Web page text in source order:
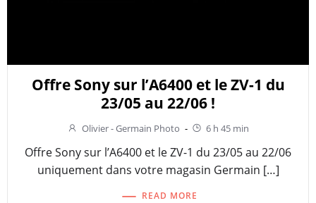
Offre Sony sur l’A6400 et le ZV-1 du
23/05 au 22/06 !
Olivier - Germain Photo - 6 h 45 min
Offre Sony sur l’A6400 et le ZV-1 du 23/05 au 22/06
uniquement dans votre magasin Germain […]
READ MORE